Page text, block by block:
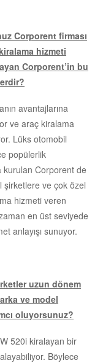
Corporent firması
hizmeti
Corporent’in bu
avantajlarına
ve araç kiralama
Lüks otomobil
popülerlik
kurulan Corporent de
ve çok özel
hizmeti veren
en üst seviyede
anlayışı sunuyor.
uzun dönem
ve model
oluyorsunuz?
520i kiralayan bir
Böylece